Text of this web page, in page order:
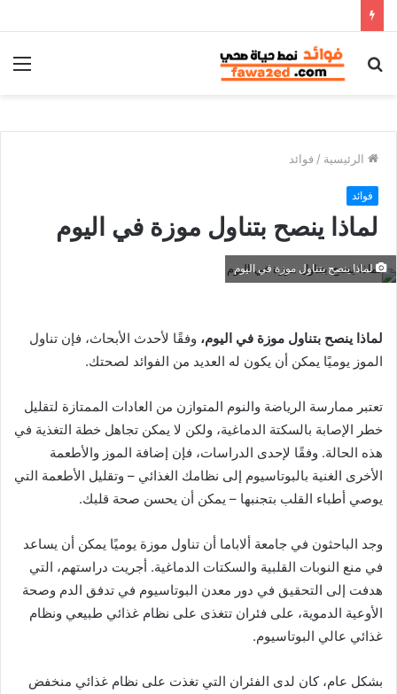
بحث
الرئيسية / فوائد
فوائد
لماذا ينصح بتناول موزة في اليوم
لماذا ينصح بتناول موزة في اليوم
لماذا ينصح بتناول موزة في اليوم، وفقًا لأحدث الأبحاث، فإن تناول
الموز يوميًا يمكن أن يكون له العديد من الفوائد لصحتك.
تعتبر ممارسة الرياضة والنوم المتوازن من العادات الممتازة لتقليل
خطر الإصابة بالسكتة الدماغية، ولكن لا يمكن تجاهل خطة التغذية في
هذه الحالة. وفقًا لإحدى الدراسات، فإن إضافة الموز والأطعمة
الأخرى الغنية بالبوتاسيوم إلى نظامك الغذائي – وتقليل الأطعمة التي
يوصي أطباء القلب بتجنبها – يمكن أن يحسن صحة قلبك.
وجد الباحثون في جامعة ألاباما أن تناول موزة يوميًا يمكن أن يساعد
في منع النوبات القلبية والسكتات الدماغية. أجريت دراستهم، التي
هدفت إلى التحقيق في دور معدن البوتاسيوم في تدفق الدم وصحة
الأوعية الدموية، على فئران تتغذى على نظام غذائي طبيعي ونظام
غذائي عالي البوتاسيوم.
بشكل عام، كان لدى الفئران التي تغذت على نظام غذائي منخفض